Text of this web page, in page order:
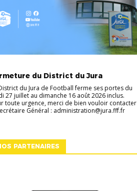
du District du Jura
du Jura de Football ferme ses portes du
27 juillet au dimanche 16 août 2026 inclus.
toute urgence, merci de bien vouloir contacter
Général : administration@jura.fff.fr
PARTENAIRES